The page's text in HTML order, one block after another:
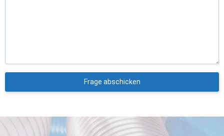
Frage abschicken